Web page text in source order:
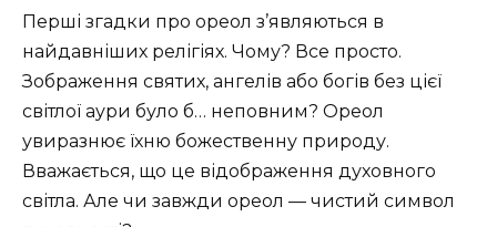
Перші згадки про ореол з’являються в
найдавніших релігіях. Чому? Все просто.
Зображення святих, ангелів або богів без цієї
світлої аури було б… неповним? Ореол
увиразнює їхню божественну природу.
Вважається, що це відображення духовного
світла. Але чи завжди ореол — чистий символ